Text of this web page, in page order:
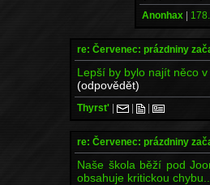
Anonhax |
re: Červenec: prázdniny
Lepší by bylo najít něco v
(odpovědět)
Thyrst' | | |
re: Červenec: prázdniny
Naše škola běží pod
obsahuje kritickou